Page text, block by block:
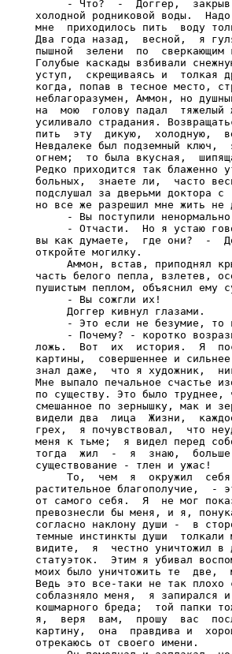
- Что?  -  Доггер,
холодной родниковой воды.
мне  приходилось пить  воду
Два года назад,  весной,  я
пышной  зелени  по
Голубые каскады взбивали
уступ,  скрещиваясь и  толкая
когда, попав в тесное место,
неблагоразумен, Аммон, но
на  мою  голову падал  тяжелый
усиливало страдания.
пить  эту  дикую,  холодную,
Невдалеке был подземный
огнем;  то была вкусная,
Редко приходится так
больных,  знаете ли,  часто
подслушал за дверьми доктора
но все же разрешил мне жить не
- Вы поступили
- Отчасти.  Но я устаю
вы как думаете,  где они?  -
откройте могилку.
Аммон, встав, приподнял
часть белого пепла, взлетев,
пушистым пеплом, объяснил ему
     - Вы сожгли их!
     Доггер кивнул глазами.
- Это если не безумие, то
- Почему? - коротко
ложь.  Вот  их  история.  Я
картины,  совершеннее и
знал даже,  что я художник,
Мне выпало печальное счастье
по существу. Это было
смешанное по зернышку, мак и
видели два  лица  Жизни,
грех,  я почувствовал,  что
меня к тьме;  я видел перед
тогда  жил  -  я  знаю,
существование - тлен и ужас!
То,  чем  я  окружил
растительное благополучие,  -
от самого себя.  Я  не мог
превознесли бы меня, и я,
согласно наклону души -  в
темные инстинкты души
видите,  я  честно уничтожил в
статуэток.  Этим я убивал
моих было уничтожить те  две,
Ведь это все-таки не так плохо
соблазняло меня,  я запирался
кошмарного бреда;  той папки
я,  веря  вам,  прошу  вас
картину,  она  правдива и
отрекаюсь от своего имени.